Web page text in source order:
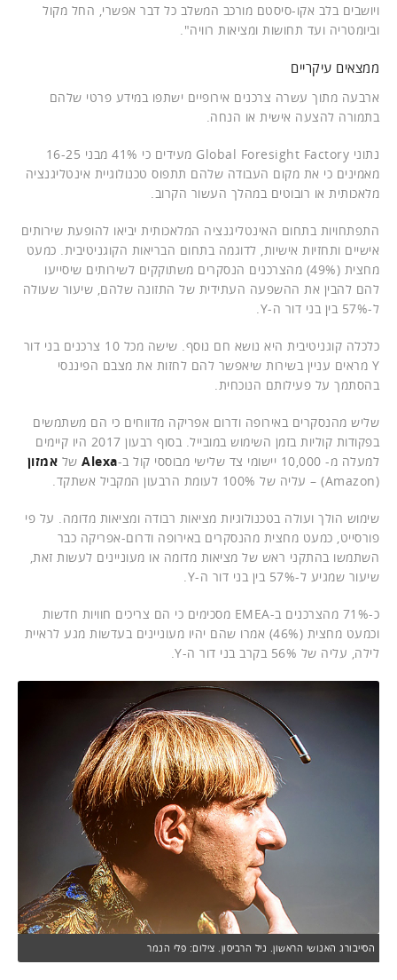
ויושבים בלב אקו-סיסטם מורכב המשלב כל דבר אפשרי, החל מקול
וביומטריה ועד תחושות ומציאות רוויה".
ממצאים עיקריים
ארבעה מתוך עשרה צרכנים אירופיים ישתפו במידע פרטי שלהם
בתמורה להצעה אישית או הנחה.
נתוני Global Foresight Factory מעידים כי 41% מבני 16-25
מאמינים כי את מקום העבודה שלהם תתפוס טכנולוגיית אינטליגנציה
מלאכותית או רובוטים במהלך העשור הקרוב.
התפתחויות בתחום האינטליגנציה המלאכותית יביאו להופעת שירותים
אישיים ותחזיות אישיות, לדוגמה בתחום הבריאות הקוגניטיבית. כמעט
מחצית (49%) מהצרכנים הנסקרים משתוקקים לשירותים שיסייעו
להם להבין את ההשפעה העתידית של התזונה שלהם, שיעור שעולה
ל-57% בין בני דור ה-Y.
כלכלה קוגניטיבית היא נושא חם נוסף. שישה מכל 10 צרכנים בני דור
Y מראים עניין בשירות שיאפשר להם לחזות את מצבם הפיננסי
בהסתמך על פעילותם הנוכחית.
שליש מהנסקרים באירופה ודרום אפריקה מדווחים כי הם משתמשים
בפקודות קוליות בזמן השימוש במובייל. בסוף רבעון 2017 היו קיימים
למעלה מ- 10,000 יישומי צד שלישי מבוססי קול ב-
Alexa של אמזון
(Amazon) – עליה של 100% לעומת הרבעון המקביל אשתקד.
שימוש הולך ועולה בטכנולוגיות מציאות רבודה ומציאות מדומה. על פי
פורסייט, כמעט מחצית מהנסקרים באירופה ודרום-אפריקה כבר
השתמשו בהתקני ראש של מציאות מדומה או מעוניינים לעשות זאת,
שיעור שמגיע ל-57% בין בני דור ה-Y.
כ-71% מהצרכנים ב-EMEA מסכימים כי הם צריכים חוויות חדשות
וכמעט מחצית (46%) אמרו שהם יהיו מעוניינים בעדשות מגע לראיית
לילה, עליה של 56% בקרב בני דור ה-Y.
הסייבורג האנושי הראשון. ניל הרביסון. צילום: פלי הנמר